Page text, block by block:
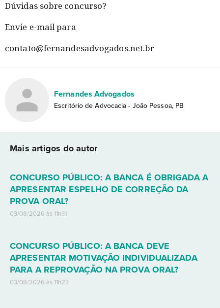
Dúvidas sobre concurso?
Envie e-mail para
contato@fernandesadvogados.net.br
Fernandes Advogados
Escritório de Advocacia - João Pessoa, PB
Mais artigos do autor
CONCURSO PÚBLICO: A BANCA É OBRIGADA A
APRESENTAR ESPELHO DE CORREÇÃO DA
PROVA ORAL?
03/08/2026 às 11h31
CONCURSO PÚBLICO: A BANCA DEVE
APRESENTAR MOTIVAÇÃO INDIVIDUALIZADA
PARA A REPROVAÇÃO NA PROVA ORAL?
03/08/2026 às 11h23